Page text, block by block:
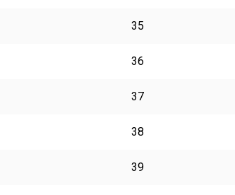
35
36
37
38
39